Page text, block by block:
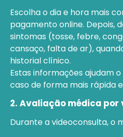
Escolha o dia e hora mais
pagamento online. Depois,
sintomas (tosse, febre,
cansaço, falta de ar),
historial clínico.
Estas informações ajudam
caso de forma mais rápida
2. Avaliação médica
Durante a videoconsulta, o